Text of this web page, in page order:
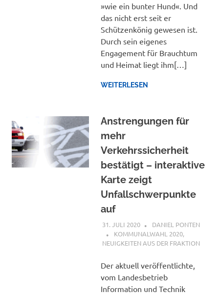
»wie ein bunter Hund«. Und
das nicht erst seit er
Schützenkönig gewesen ist.
Durch sein eigenes
Engagement für Brauchtum
und Heimat liegt ihm[…]
WEITERLESEN
Anstrengungen für
mehr
Verkehrssicherheit
bestätigt – interaktive
Karte zeigt
Unfallschwerpunkte
auf
31. JULI 2020
DANIEL PONTEN
KOMMUNALWAHL 2020,
NEUIGKEITEN AUS DER FRAKTION
Der aktuell veröffentlichte,
vom Landesbetrieb
Information und Technik